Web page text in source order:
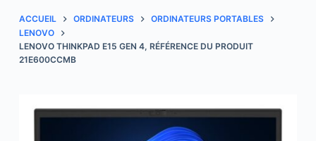
c
o
n
ACCUEIL ORDINATEURS
ORDINATEURS PORTABLES
LENOVO
LENOVO THINKPAD E15 GEN 4, RÉFÉRENCE DU PRODUIT
21E600CCMB